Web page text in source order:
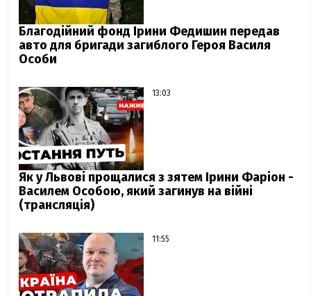
Благодійний фонд Ірини Федишин передав
авто для бригади загиблого Героя Василя
Особи
13:03
Як у Львові прощалися з зятем Ірини Фаріон -
Василем Особою, який загинув на війні
(трансляція)
11:55